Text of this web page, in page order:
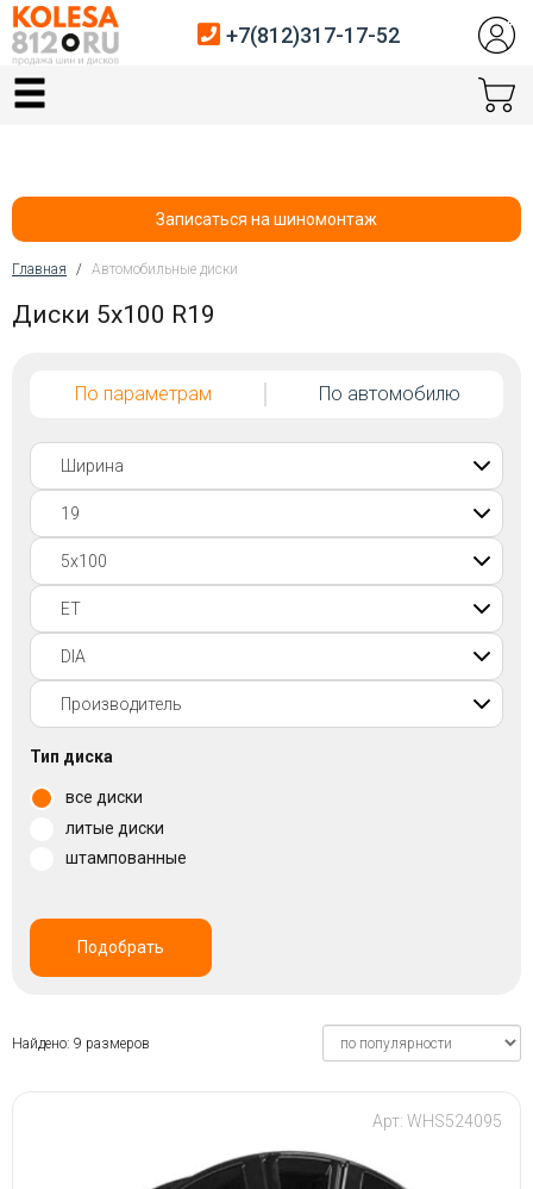
Главная
Автосервис
Датчики давления
Покупателям
Контакты
Войти на сайт
+7(812)317-
17-
52
Пн-
Вс:
+7(812)317-17-52
Записаться на шиномонтаж
Вы здесь
Главная / Автомобильные диски
Диски 5x100 R19
По параметрам По автомобилю
Тип диска
все диски
литые диски
штампованные
Подобрать
Найдено: 9 размеров
Арт: WHS524095